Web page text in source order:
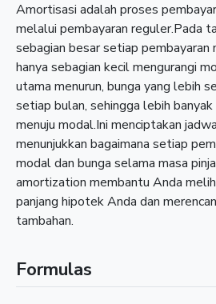
Amortisasi adalah proses
melalui pembayaran reguler.Pada
sebagian besar setiap pembayaran
hanya sebagian kecil mengurangi
utama menurun, bunga yang lebih
setiap bulan, sehingga lebih
menuju modal.Ini menciptakan
menunjukkan bagaimana setiap
modal dan bunga selama masa
amortization membantu Anda
panjang hipotek Anda dan
tambahan.
Formulas